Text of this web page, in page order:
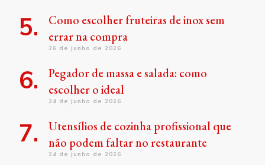
Como escolher fruteiras de inox sem
errar na compra
26 de junho de 2026
Pegador de massa e salada: como
escolher o ideal
24 de junho de 2026
Utensílios de cozinha profissional que
não podem faltar no restaurante
24 de junho de 2026